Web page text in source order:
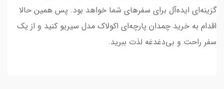
گزینه‌ای ایده‌آل برای سفرهای شما خواهد بود. پس همین حالا
اقدام به خرید چمدان پارچه‌ای اکولاک مدل سیریو کنید و از یک
سفر راحت و بی‌دغدغه لذت ببرید.